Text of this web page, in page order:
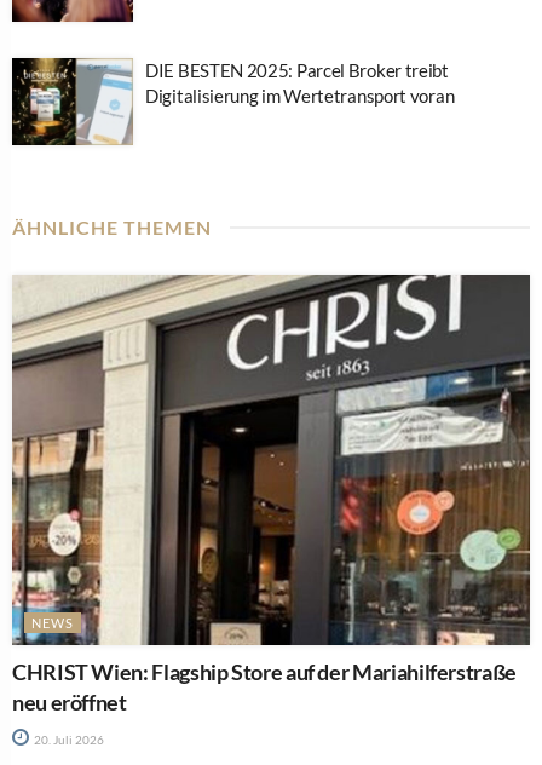
DIE BESTEN 2025: Parcel Broker treibt
Digitalisierung im Wertetransport voran
ÄHNLICHE THEMEN
NEWS
CHRIST Wien: Flagship Store auf der Mariahilferstraße
neu eröffnet
20. Juli 2026